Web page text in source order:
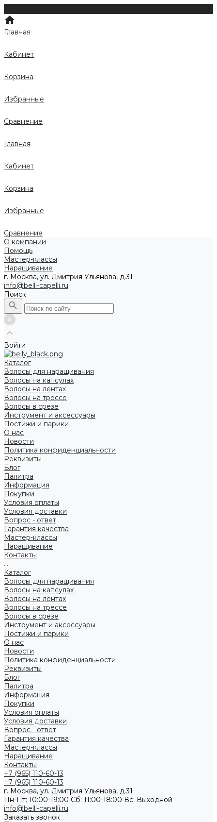
Главная
Кабинет
Корзина
Избранные
Сравнение
Главная
Кабинет
Корзина
Избранные
Сравнение
О компании
Помощь
Мастер-классы
Наращивание
г. Москва, ул. Дмитрия Ульянова, д.31
info@belli-capelli.ru
Поиск
Войти
Каталог
Волосы для наращивания
Волосы на капсулах
Волосы на лентах
Волосы на трессе
Волосы в срезе
Инструмент и аксессуары
Постижи и парики
О нас
Новости
Политика конфиденциальности
Реквизиты
Блог
Палитра
Информация
Покупки
Условия оплаты
Условия доставки
Вопрос - ответ
Гарантия качества
Мастер-классы
Наращивание
Контакты
...
Каталог
Волосы для наращивания
Волосы на капсулах
Волосы на лентах
Волосы на трессе
Волосы в срезе
Инструмент и аксессуары
Постижи и парики
О нас
Новости
Политика конфиденциальности
Реквизиты
Блог
Палитра
Информация
Покупки
Условия оплаты
Условия доставки
Вопрос - ответ
Гарантия качества
Мастер-классы
Наращивание
Контакты
+7 (965) 110-60-13
+7 (965) 110-60-13
г. Москва, ул. Дмитрия Ульянова, д.31
Пн-Пт: 10:00-19:00 Cб: 11:00-18:00 Вс: Выходной
info@belli-capelli.ru
Заказать звонок